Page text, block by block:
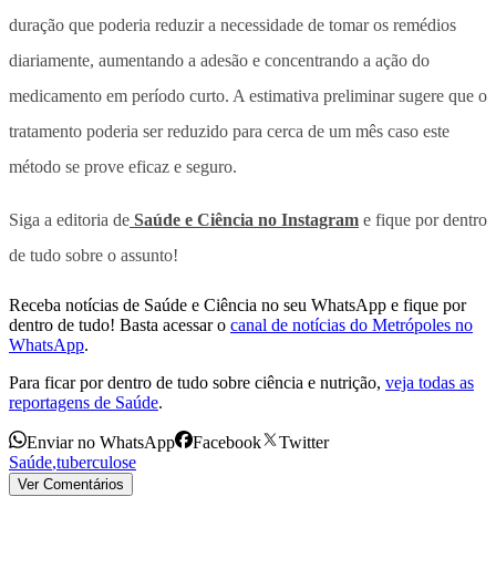
duração que poderia reduzir a necessidade de tomar os remédios
diariamente, aumentando a adesão e concentrando a ação do
medicamento em período curto. A estimativa preliminar sugere que o
tratamento poderia ser reduzido para cerca de um mês caso este
método se prove eficaz e seguro.
Siga a editoria de Saúde e Ciência no Instagram e fique por dentro
de tudo sobre o assunto!
Receba notícias de Saúde e Ciência no seu WhatsApp e fique por
dentro de tudo! Basta acessar o canal de notícias do Metrópoles no
WhatsApp.
Para ficar por dentro de tudo sobre ciência e nutrição, veja todas as
reportagens de Saúde.
Enviar no WhatsApp Facebook
Twitter
Saúde,tuberculose
Ver Comentários